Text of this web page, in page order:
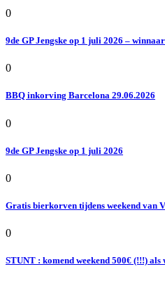
0
9de GP Jengske op 1 juli 2026 –
0
BBQ inkorving Barcelona 29.06.2026
0
9de GP Jengske op 1 juli 2026
0
Gratis bierkorven tijdens weekend van
0
STUNT : komend weekend 500€ (!!!) als